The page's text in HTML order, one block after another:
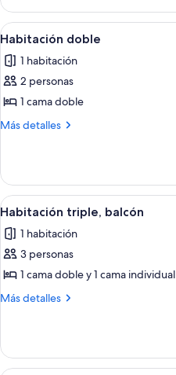
doble,
balcón
Ver
todas
las
fotos
de
Habitación
4
Habitación doble
1 habitación
2 personas
1 cama doble
Más detalles
Más
doble
Ver
todas
las
fotos
de
Habitación
4
Habitación triple, balcón
1 habitación
3 personas
1 cama doble y 1 cama individual
Más detalles
Más
triple,
balcón